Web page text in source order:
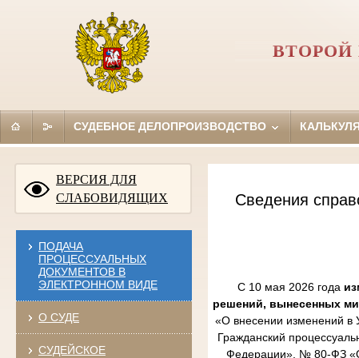
СУДЕБНОЕ ДЕЛОПРОИЗВОДСТВО
ВЕРСИЯ ДЛЯ
СЛАБОВИДЯЩИХ
ПОДАЧА
ПРОЦЕССУАЛЬНЫХ
ДОКУМЕНТОВ В
ЭЛЕКТРОННОМ ВИДЕ
О СУДЕ
СУДЕЙСКОЕ
Сведения
С 10 мая 2026 года
решений, вынесенных
«О внесении изменений в
Гражданский
Федерации», № 80-ФЗ «О